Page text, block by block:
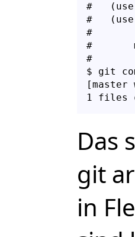
#
#
#
#
#
$ git
Das
git
in